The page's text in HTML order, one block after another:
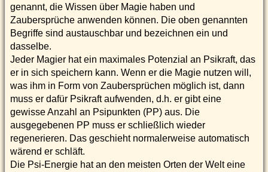
genannt, die Wissen über Magie haben und
Zaubersprüche anwenden können. Die oben genannten
Begriffe sind austauschbar und bezeichnen ein und
dasselbe.
Jeder Magier hat ein maximales Potenzial an Psikraft, das
er in sich speichern kann. Wenn er die Magie nutzen will,
was ihm in Form von Zaubersprüchen möglich ist, dann
muss er dafür Psikraft aufwenden, d.h. er gibt eine
gewisse Anzahl an Psipunkten (PP) aus. Die
ausgegebenen PP muss er schließlich wieder
regenerieren. Das geschieht normalerweise automatisch
wärend er schläft.
Die Psi-Energie hat an den meisten Orten der Welt eine